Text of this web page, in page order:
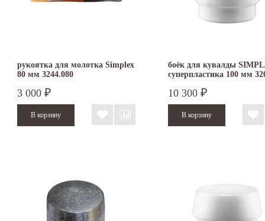
рукоятка для молотка Simplex
80 мм 3244.080
3 000 ₽
боёк для кувалды
суперпластика 100 мм
10 300 ₽